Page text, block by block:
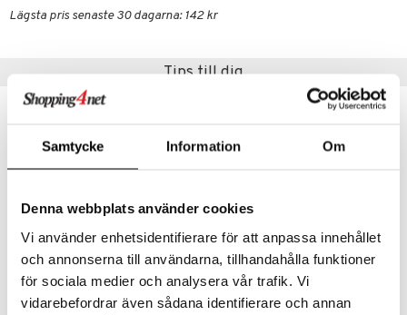
Samtycke Information Om
Denna webbplats använder cookies
Vi använder enhetsidentifierare för att anpassa innehållet
och annonserna till användarna, tillhandahålla funktioner
för sociala medier och analysera vår trafik. Vi
vidarebefordrar även sådana identifierare och annan
Lägsta pris senaste 30 dagarna: 142 kr
Tips till dig
Flora Japonica Noodle Bowl 20.3cm